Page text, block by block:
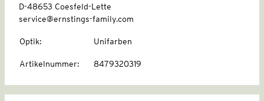
D-48653 Coesfeld-Lette
service@ernstings-family.com
Optik: Unifarben
Artikelnummer: 8479320319